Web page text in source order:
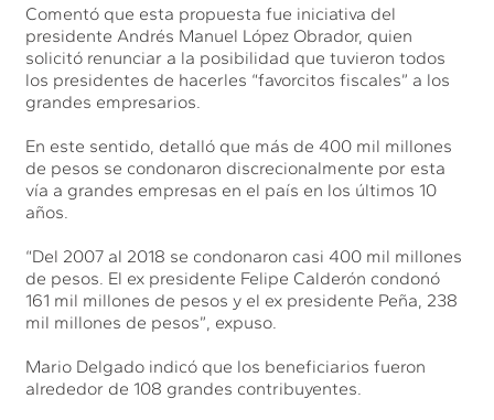
Comentó que esta propuesta fue iniciativa del
presidente Andrés Manuel López Obrador, quien
solicitó renunciar a la posibilidad que tuvieron todos
los presidentes de hacerles “favorcitos fiscales” a los
grandes empresarios.
En este sentido, detalló que más de 400 mil millones
de pesos se condonaron discrecionalmente por esta
vía a grandes empresas en el país en los últimos 10
años.
“Del 2007 al 2018 se condonaron casi 400 mil millones
de pesos. El ex presidente Felipe Calderón condonó
161 mil millones de pesos y el ex presidente Peña, 238
mil millones de pesos”, expuso.
Mario Delgado indicó que los beneficiarios fueron
alrededor de 108 grandes contribuyentes.